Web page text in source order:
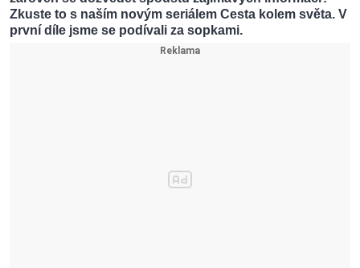
Zkuste to s naším novým seriálem Cesta kolem světa. V
první díle jsme se podívali za sopkami.